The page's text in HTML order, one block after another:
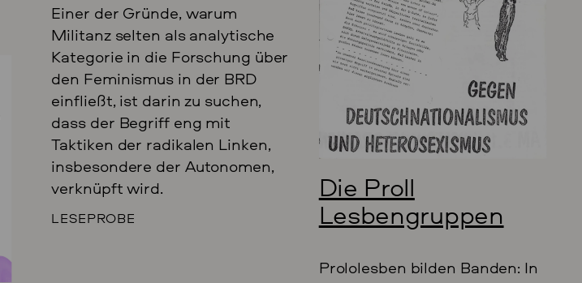
LESEPROBE
Einer der Gründe, warum
Militanz selten als analytische
Kategorie in die Forschung über
den Feminismus in der BRD
einfließt, ist darin zu suchen,
dass der Begriff eng mit
Taktiken der radikalen Linken,
insbesondere der Autonomen,
verknüpft wird.
Die Proll
Lesbengruppen
Prololesben bilden Banden: In